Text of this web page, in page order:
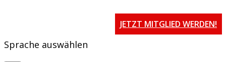
JETZT MITGLIED WERDEN!
Sprache auswählen